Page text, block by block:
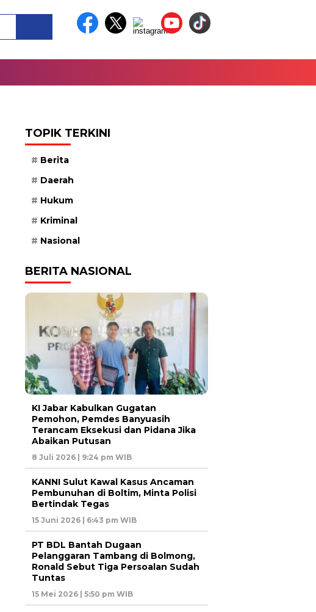
TOPIK TERKINI
Berita
Daerah
Hukum
Kriminal
Nasional
BERITA NASIONAL
KI Jabar Kabulkan Gugatan
Pemohon, Pemdes Banyuasih
Terancam Eksekusi dan Pidana Jika
Abaikan Putusan
8 Juli 2026 | 9:24 pm WIB
KANNI Sulut Kawal Kasus Ancaman
Pembunuhan di Boltim, Minta Polisi
Bertindak Tegas
15 Juni 2026 | 6:43 pm WIB
PT BDL Bantah Dugaan
Pelanggaran Tambang di Bolmong,
Ronald Sebut Tiga Persoalan Sudah
Tuntas
15 Mei 2026 | 5:50 pm WIB